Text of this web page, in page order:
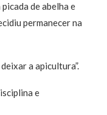
de abelha e
permanecer na
a apicultura”.
e